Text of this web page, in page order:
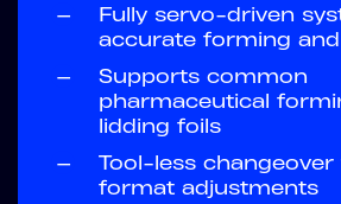
—
Fully servo-driven
accurate forming and
—
Supports common
pharmaceutical
lidding foils
—
Tool-less
format adjustments